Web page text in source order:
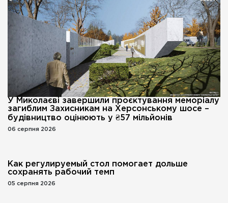
У Миколаєві завершили проєктування меморіалу
загиблим Захисникам на Херсонському шосе –
будівництво оцінюють у ₴57 мільйонів
06 серпня 2026
Как регулируемый стол помогает дольше
сохранять рабочий темп
05 серпня 2026